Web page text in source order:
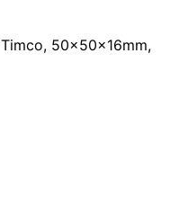
50x50x16mm,